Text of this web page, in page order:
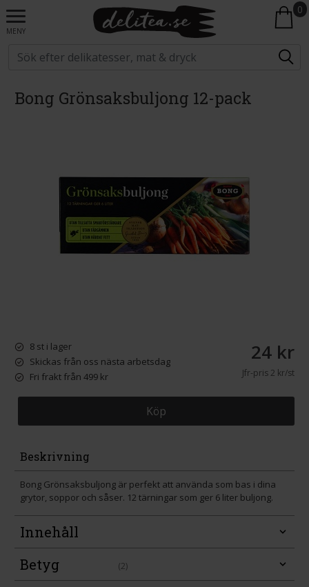
MENY
0
Bong Grönsaksbuljong 12-pack
8 st i lager
Skickas från oss nästa arbetsdag
Fri frakt från 499 kr
24 kr
Jfr-pris2 kr/st
Köp
Beskrivning
Bong Grönsaksbuljong är perfekt att använda som bas i dina
grytor, soppor och såser. 12 tärningar som ger 6 liter buljong.
Innehåll
Betyg
(2)